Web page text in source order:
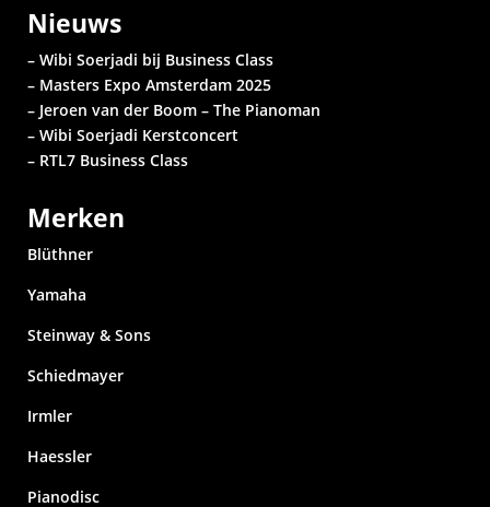
Nieuws
– Wibi Soerjadi bij Business Class
– Masters Expo Amsterdam 2025
– Jeroen van der Boom – The Pianoman
– Wibi Soerjadi Kerstconcert
– RTL7 Business Class
Merken
Blüthner
Yamaha
Steinway & Sons
Schiedmayer
Irmler
Haessler
Pianodisc